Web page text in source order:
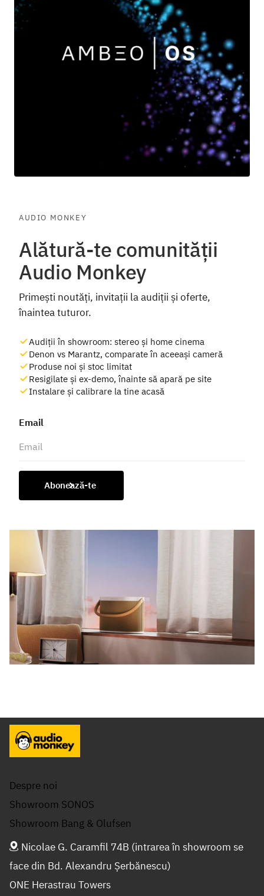
AUDIO MONKEY
Alătură-te comunității
Audio Monkey
Primești noutăți, invitații la audiții și oferte,
înaintea tuturor.
Audiții în showroom: stereo și home cinema
Denon vs Marantz, comparate în aceeași cameră
Produse noi și stoc limitat
Resigilate și ex-demo, înainte să apară pe site
Instalare și calibrare la tine acasă
Email
Abonează-te
Despre noi
Showroom SONOS
Showroom Bang & Olufsen
Nicolae G. Caramfil 74B (intrarea în showroom se
face din Bd. Alexandru Șerbănescu)
ONE Herastrau Towers